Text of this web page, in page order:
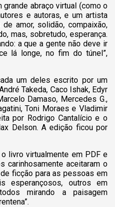
grande abraço virtual (como o
e autoras, e um artista
amor, solidão, compaixão,
mas, sobretudo, esperança.
a que a gente não deve ir
lá longe, no fim do túnel”,
um deles escrito por um
Takeda, Caco Ishak, Edyr
Damaso, Mercedes G.,
Toni Moraes e Vladimir
por Rodrigo Cantalício e o
Delson. A edição ficou por
livro virtualmente em PDF e
carinhosamente aceitaram o
ficção para as pessoas em
esperançosos, outros em
mirando a paisagem